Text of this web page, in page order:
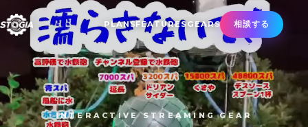
PLANSFEATURES GEARS 相談する
INTERACTIVE STREAMING GEAR